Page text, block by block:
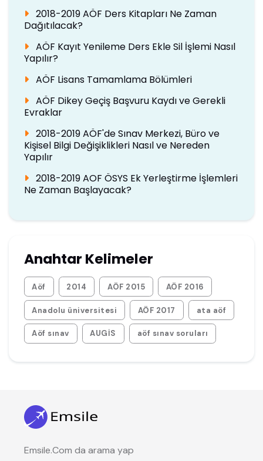
2018-2019 AÖF Ders Kitapları Ne Zaman
Dağıtılacak?
AÖF Kayıt Yenileme Ders Ekle Sil İşlemi Nasıl
Yapılır?
AÖF Lisans Tamamlama Bölümleri
AÖF Dikey Geçiş Başvuru Kaydı ve Gerekli
Evraklar
2018-2019 AÖF'de Sınav Merkezi, Büro ve
Kişisel Bilgi Değişiklikleri Nasıl ve Nereden
Yapılır
2018-2019 AOF ÖSYS Ek Yerleştirme İşlemleri
Ne Zaman Başlayacak?
Anahtar Kelimeler
Aöf 2014 AÖF 2015 AÖF 2016
Anadolu üniversitesi AÖF 2017 ata aöf
Aöf sınav AUGİS aöf sınav soruları
Emsile.Com da arama yap